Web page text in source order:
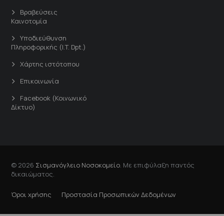
Βραβεύσεις
Καινοτομία
Υποδιεύθυνση
Πληροφορικής (I.T. Dpt.)
Χάρτης ιστότοπου
Επικοινωνία
Facebook (Κοινωνικό
Δίκτυο)
© 2026 Σισμανόγλειο Νοσοκομείο . Με επιφύλαξη παντός
δικαιώματος.
Όροι χρήσης Προστασία Προσωπικών Δεδομένων